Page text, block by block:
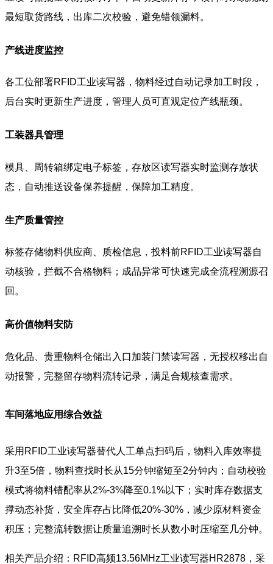
最短取货路线，出库二次校验，避免错领漏料。
产线进度监控
各工位部署RFID工业读写器，物料经过自动记录加工时段，
后台实时更新生产进度，管理人员可直观定位产线瓶颈。
工装器具管理
模具、周转箱绑定电子标签，存放区读写器实时监测存放状
态，自动推送设备保养提醒，保障加工精度。
生产质量管控
标签存储物料供应商、质检信息，投料前RFID工业读写器自
动核验，拦截不合格物料；成品异常可快速完成全流程溯源召
回。
高价值物料安防
危化品、贵重物料仓储出入口加装门禁读写器，无授权移出自
动报警，完整留存物料流转记录，满足合规核查需求。
车间落地应用综合效益
采用RFID工业读写器替代人工单点扫码后，物料入库效率提
升3至5倍，物料查找时长从15分钟缩短至2分钟内；自动校验
模式将物料错配率从2%-3%降至0.1%以下；实时库存数据支
撑动态补货，安全库存占比降低20%-30%，减少原材料资金
积压；完整流转数据让质量追溯时长从数小时压缩至几分钟。
相关产品介绍：RFID高频13.56MHz工业读写器HR2878，采